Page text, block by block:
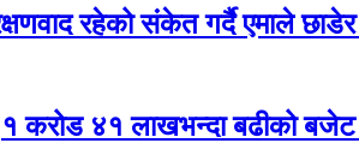
रहेको संकेत गर्दै एमाले
६१ करोड ४१ लाखभन्दा बढीको